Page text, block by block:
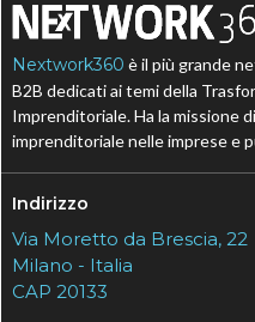
Nextwork360 è il più grande
B2B dedicati ai temi della
Imprenditoriale. Ha la missione
imprenditoriale nelle imprese e
Indirizzo
Via Moretto da Brescia, 22
Milano - Italia
CAP 20133